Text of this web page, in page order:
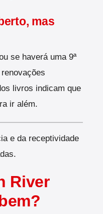
mas
se haverá uma 9ª
livros indicam que
ir além.
e da receptividade
River